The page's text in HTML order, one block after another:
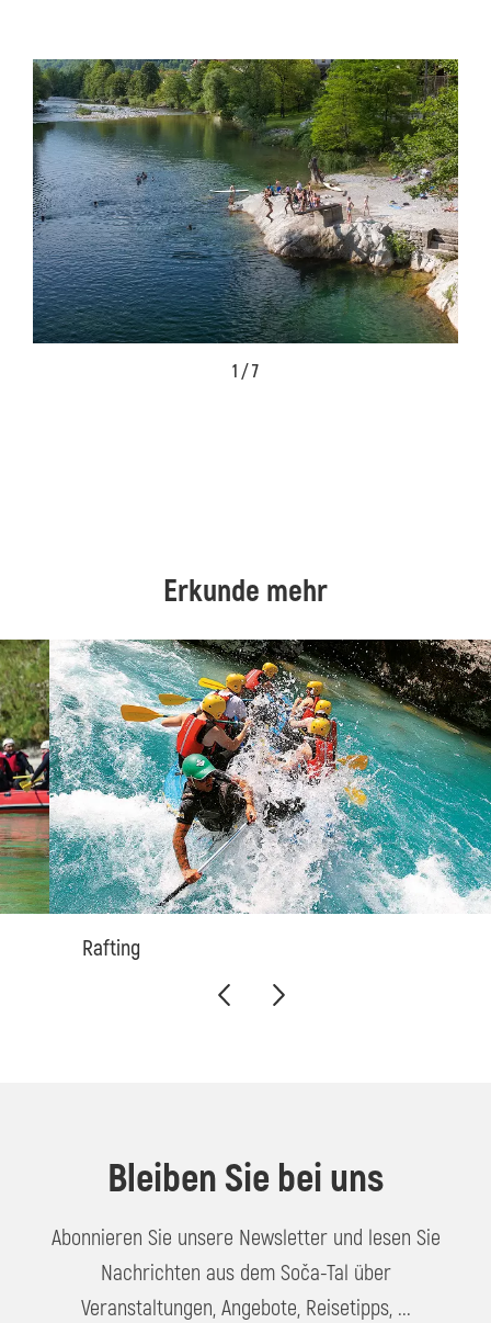
1 / 7
Erkunde mehr
Rafting
Bleiben Sie bei uns
Abonnieren Sie unsere Newsletter und lesen Sie
Nachrichten aus dem Soča-Tal über
Veranstaltungen, Angebote, Reisetipps, ...